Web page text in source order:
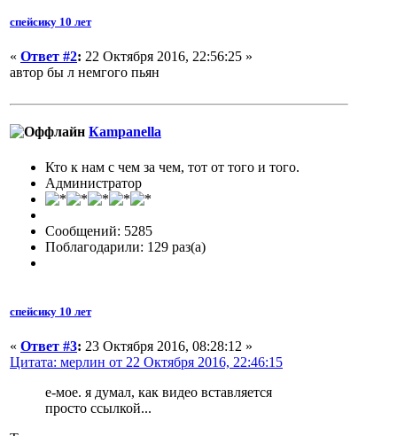
спейсику 10 лет
« Ответ #2: 22 Октября 2016, 22:56:25 »
автор бы л немгого пьян
Кampanella
Кто к нам с чем за чем, тот от того и того.
Администратор
Сообщений: 5285
Поблагодарили: 129 раз(а)
спейсику 10 лет
« Ответ #3: 23 Октября 2016, 08:28:12 »
Цитата: мерлин от 22 Октября 2016, 22:46:15
е-мое. я думал, как видео вставляется
просто ссылкой...